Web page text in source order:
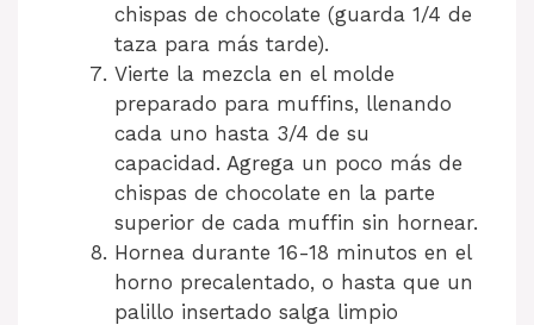
chispas de chocolate (guarda 1/4 de
taza para más tarde).
Vierte la mezcla en el molde
preparado para muffins, llenando
cada uno hasta 3/4 de su
capacidad. Agrega un poco más de
chispas de chocolate en la parte
superior de cada muffin sin hornear.
Hornea durante 16-18 minutos en el
horno precalentado, o hasta que un
palillo insertado salga limpio